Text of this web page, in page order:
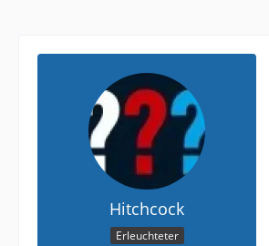
Hitchcock
Erleuchteter